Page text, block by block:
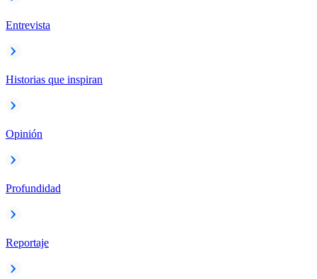
Entrevista
Historias que inspiran
Opinión
Profundidad
Reportaje